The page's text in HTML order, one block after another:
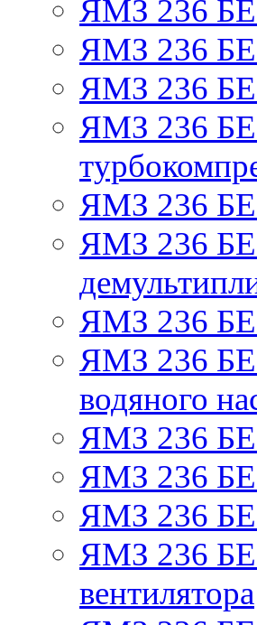
ЯМЗ 236
ЯМЗ 236
ЯМЗ 236
ЯМЗ 236
ЯМЗ 236
ЯМЗ 236
ЯМЗ 236
ЯМЗ 236
водяного
ЯМЗ 236
ЯМЗ 236
ЯМЗ 236
ЯМЗ 236
вентилятора